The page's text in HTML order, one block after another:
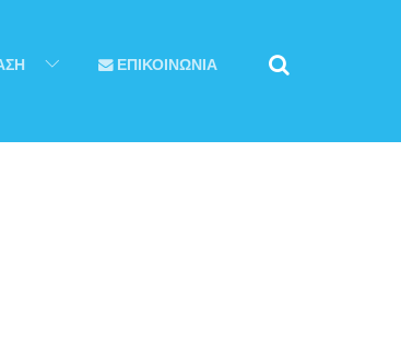
ΕΠΙΚΟΙΝΩΝΙΑ